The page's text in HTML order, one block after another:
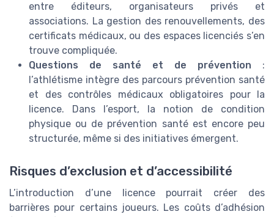
entre éditeurs, organisateurs privés et
associations. La gestion des renouvellements, des
certificats médicaux, ou des espaces licenciés s’en
trouve compliquée.
Questions de santé et de prévention :
l’athlétisme intègre des parcours prévention santé
et des contrôles médicaux obligatoires pour la
licence. Dans l’esport, la notion de condition
physique ou de prévention santé est encore peu
structurée, même si des initiatives émergent.
Risques d’exclusion et d’accessibilité
L’introduction d’une licence pourrait créer des
barrières pour certains joueurs. Les coûts d’adhésion